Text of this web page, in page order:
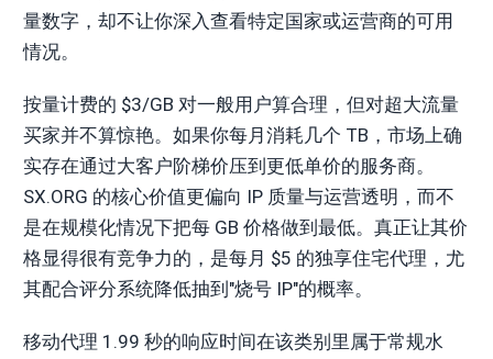
量数字，却不让你深入查看特定国家或运营商的可用
情况。
按量计费的 $3/GB 对一般用户算合理，但对超大流量
买家并不算惊艳。如果你每月消耗几个 TB，市场上确
实存在通过大客户阶梯价压到更低单价的服务商。
SX.ORG 的核心价值更偏向 IP 质量与运营透明，而不
是在规模化情况下把每 GB 价格做到最低。真正让其价
格显得很有竞争力的，是每月 $5 的独享住宅代理，尤
其配合评分系统降低抽到"烧号 IP"的概率。
移动代理 1.99 秒的响应时间在该类别里属于常规水